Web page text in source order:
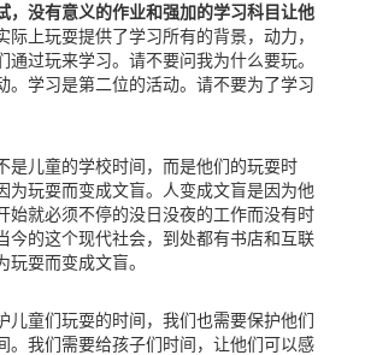
，没有意义的作业和强加的学习科目让他
际上玩耍提供了学习所有的背景，动力，
通过玩来学习。请不要问我为什么要玩。
。学习是第二位的活动。请不要为了学习
是儿童的学校时间，而是他们的玩耍时
为玩耍而变成文盲。人变成文盲是因为他
始就必须不停的没日没夜的工作而没有时
今的这个现代社会，到处都有书店和互联
玩耍而变成文盲。
儿童们玩耍的时间，我们也需要保护他们
。我们需要给孩子们时间，让他们可以感